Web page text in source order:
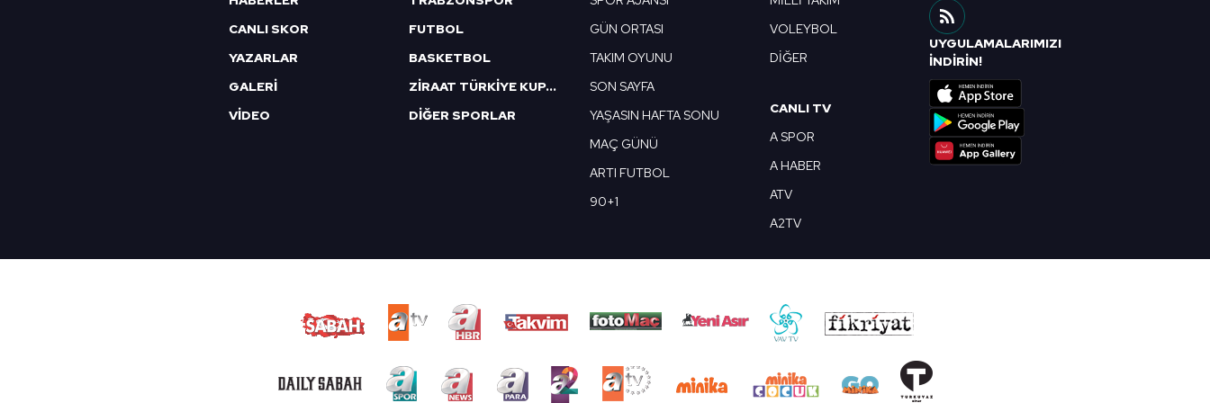
CANLI SKOR
YAZARLAR
GALERİ
VİDEO
FUTBOL
BASKETBOL
ZİRAAT TÜRKİYE KUPASI
DİĞER SPORLAR
GÜN ORTASI
TAKIM OYUNU
SON SAYFA
YAŞASIN HAFTA SONU
MAÇ GÜNÜ
ARTI FUTBOL
90+1
VOLEYBOL
DİĞER
CANLI TV
A SPOR
A HABER
ATV
A2TV
UYGULAMALARIMIZI
İNDİRİN!